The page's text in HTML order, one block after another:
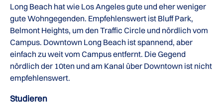
Long Beach hat wie Los Angeles gute und eher weniger
gute Wohngegenden. Empfehlenswert ist Bluff Park,
Belmont Heights, um den Traffic Circle und nördlich vom
Campus. Downtown Long Beach ist spannend, aber
einfach zu weit vom Campus entfernt. Die Gegend
nördlich der 10ten und am Kanal über Downtown ist nicht
empfehlenswert.
Studieren